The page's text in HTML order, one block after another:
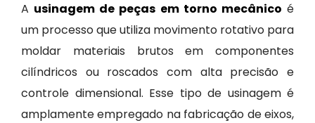
A usinagem de peças em torno mecânico é
um processo que utiliza movimento rotativo para
moldar materiais brutos em componentes
cilíndricos ou roscados com alta precisão e
controle dimensional. Esse tipo de usinagem é
amplamente empregado na fabricação de eixos,